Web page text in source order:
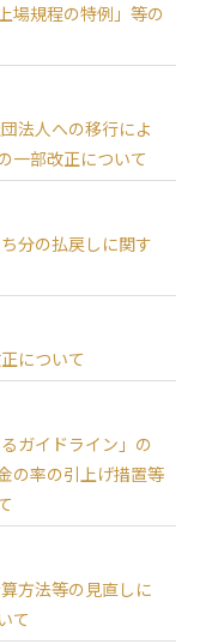
場規程の特例」等の
法人への移行によ
一部改正について
分の払戻しに関す
について
ガイドライン」の
の率の引上げ措置等
方法等の見直しに
て